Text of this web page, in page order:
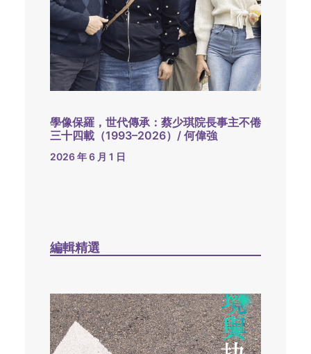
學像保羅，世代傳承：蔡少琪院長事主不倦
三十四載（1993–2026）/ 何偉強
2026 年 6 月 1 日
編輯精選